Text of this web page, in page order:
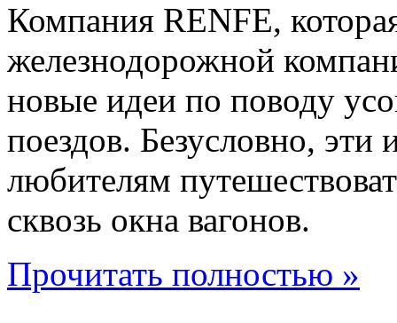
Компания RENFE,
железнодорожной
новые идеи по поводу
поездов. Безусловно,
любителям
сквозь окна вагонов.
Прочитать полностью »